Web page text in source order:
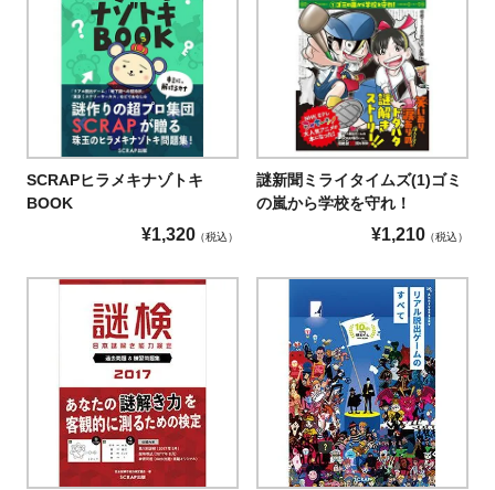
SCRAPヒラメキナゾトキ
BOOK
¥1,320 税込
謎新聞ミライタイムズ(1)ゴミ
の嵐から学校を守れ！
¥1,210 税込